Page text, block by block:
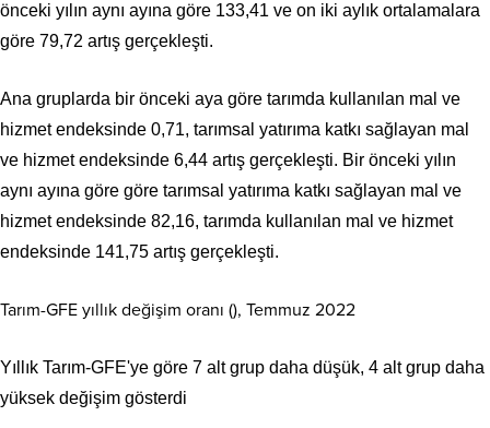
önceki yılın aynı ayına göre 133,41 ve on iki aylık ortalamalara
göre 79,72 artış gerçekleşti.
Ana gruplarda bir önceki aya göre tarımda kullanılan mal ve
hizmet endeksinde 0,71, tarımsal yatırıma katkı sağlayan mal
ve hizmet endeksinde 6,44 artış gerçekleşti. Bir önceki yılın
aynı ayına göre göre tarımsal yatırıma katkı sağlayan mal ve
hizmet endeksinde 82,16, tarımda kullanılan mal ve hizmet
endeksinde 141,75 artış gerçekleşti.
Tarım-GFE yıllık değişim oranı (), Temmuz 2022
Yıllık Tarım-GFE'ye göre 7 alt grup daha düşük, 4 alt grup daha
yüksek değişim gösterdi